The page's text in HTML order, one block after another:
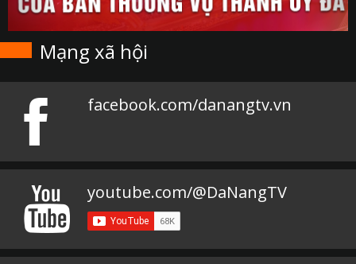
Mạng xã hội
facebook.com/danangtv.vn
youtube.com/@DaNangTV